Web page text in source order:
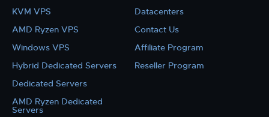
KVM VPS
AMD Ryzen VPS
Windows VPS
Hybrid Dedicated Servers
Dedicated Servers
AMD Ryzen Dedicated
Servers
Datacenters
Contact Us
Affiliate Program
Reseller Program